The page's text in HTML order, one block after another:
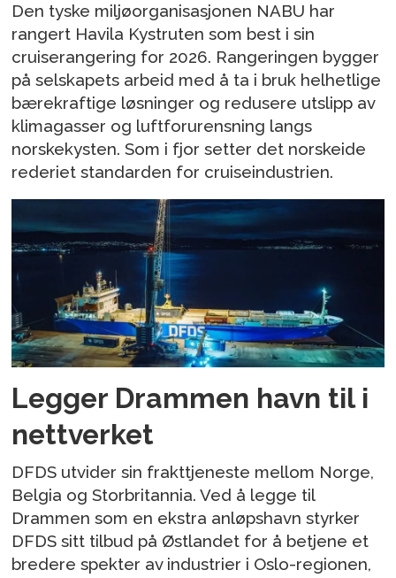
Den tyske miljøorganisasjonen NABU har
rangert Havila Kystruten som best i sin
cruiserangering for 2026. Rangeringen bygger
på selskapets arbeid med å ta i bruk helhetlige
bærekraftige løsninger og redusere utslipp av
klimagasser og luftforurensning langs
norskekysten. Som i fjor setter det norskeide
rederiet standarden for cruiseindustrien.
Legger Drammen havn til i
nettverket
DFDS utvider sin frakttjeneste mellom Norge,
Belgia og Storbritannia. Ved å legge til
Drammen som en ekstra anløpshavn styrker
DFDS sitt tilbud på Østlandet for å betjene et
bredere spekter av industrier i Oslo-regionen,